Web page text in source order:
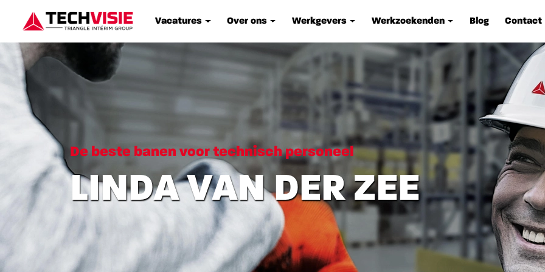
Vacatures Over ons Werkgevers Werkzoekenden Blog Contact
De beste banen voor technisch personeel
LINDA VAN DER ZEE